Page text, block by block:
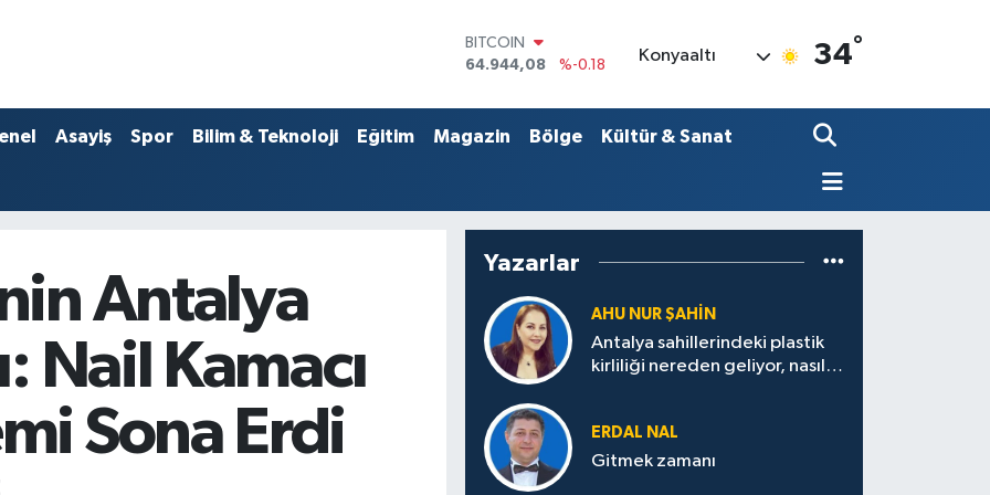
64.944,08
DOLAR
STERLİN
6660.55
%0.03
BİST100
13.779
%-14
Konyaaltı 34°
Asayiş Spor Bilim & Teknoloji Eğitim Magazin Bölge Kültür & Sanat
Antalya
Nail Kamacı
Sona Erdi
Yazarlar
AHU NUR ŞAHIN
Antalya sahillerindeki plastik
kirliliği nereden geliyor, nasıl
ERDAL NAL
Gitmek zamanı